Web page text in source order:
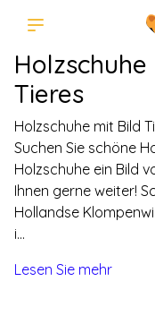
Tieres
Holzschuhe mit Bild
Suchen Sie schöne
Holzschuhe ein Bild
Ihnen gerne weiter!
Hollandse
i...
Lesen Sie mehr